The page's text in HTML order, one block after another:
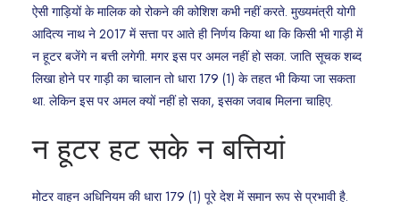
ऐसी गाड़ियों के मालिक को रोकने की कोशिश कभी नहीं करते. मुख्यमंत्री योगी
आदित्य नाथ ने 2017 में सत्ता पर आते ही निर्णय किया था कि किसी भी गाड़ी में
न हूटर बजेंगे न बत्ती लगेगी. मगर इस पर अमल नहीं हो सका. जाति सूचक शब्द
लिखा होने पर गाड़ी का चालान तो धारा 179 (1) के तहत भी किया जा सकता
था. लेकिन इस पर अमल क्यों नहीं हो सका, इसका जवाब मिलना चाहिए.
न हूटर हट सके न बत्तियां
मोटर वाहन अधिनियम की धारा 179 (1) पूरे देश में समान रूप से प्रभावी है.